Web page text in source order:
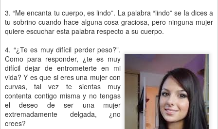
3. “Me encanta tu cuerpo, es lindo”. La palabra “lindo” se la dices a
tu sobrino cuando hace alguna cosa graciosa, pero ninguna mujer
quiere escuchar esta palabra respecto a su cuerpo.
4. “¿Te es muy difícil perder peso?”.
Como para responder, ¿te es muy
difícil dejar de entrometerte en mi
vida? Y es que si eres una mujer con
curvas, tal vez te sientas muy
contenta contigo misma y no tengas
el deseo de ser una mujer
extremadamente delgada, ¿no
crees?